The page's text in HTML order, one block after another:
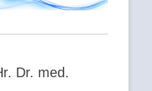
Dr. med.